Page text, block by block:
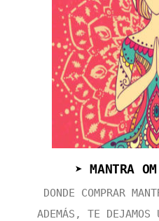
➤ MANTRA
DONDE COMPRAR
ADEMÁS, TE DEJAMOS